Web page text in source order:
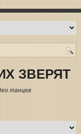
ЗВЕРЯТ
танцев